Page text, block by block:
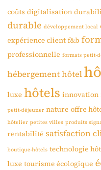
coûts digitalisation
durable développement local
expérience client f&b
professionnelle formats petit-
hébergementhôtel
luxe hôtels innovation
petit-déjeuner nature offre
hôtelier petites villes produits
rentabilité satisfaction
boutique-hôtels technologie
luxe tourisme écologique